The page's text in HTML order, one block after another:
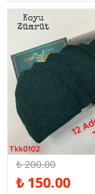
%25 İndirim
₺ 200.00
₺ 150.00